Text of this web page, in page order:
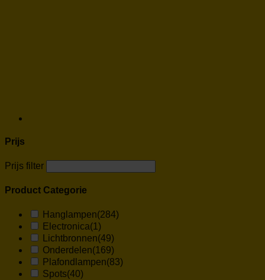
Prijs
Prijs filter
Product Categorie
Hanglampen(284)
Electronica(1)
Lichtbronnen(49)
Onderdelen(169)
Plafondlampen(83)
Spots(40)